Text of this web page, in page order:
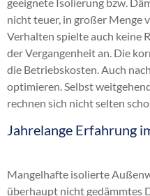
Wirtschaftlich ist
landwirtschaftlich
Gemeinde ist dominiert
Einzelhausbebauung.
heutigen Tag einen
bewahren.
direkte Nähe zur
Infrastruktur der Region.
Altenholz schätzen
Fachbetrieb dürfen Sie
absolute Top-Leistung
Wärmedämmung –
Fachbetrieb
Als Fachbetrieb darf
bezeichnen, deren
Qualifikationen
praktische Erfahrung
Mölln,Kerndämmung
Gebäudedämmung
Osterrönfeld,
Ulzburg,Kerndämmung
Wärmedämmung
Heiligenhafen,
nicht teuer, in großer Menge
Verhalten spielte auch keine
der Vergangenheit an. Die
die Betriebskosten. Auch
optimieren. Selbst
rechnen sich nicht selten
Jahrelange Erfahrung
Mangelhafte isolierte
überhaupt nicht gedämmtes